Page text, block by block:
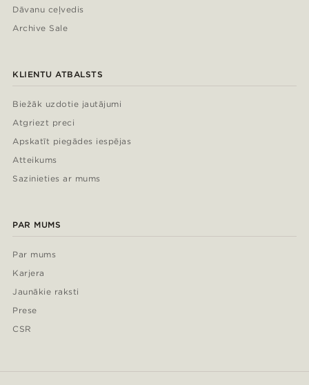
Dāvanu ceļvedis
Archive Sale
KLIENTU ATBALSTS
Biežāk uzdotie jautājumi
Atgriezt preci
Apskatīt piegādes iespējas
Atteikums
Sazinieties ar mums
PAR MUMS
Par mums
Karjera
Jaunākie raksti
Prese
CSR